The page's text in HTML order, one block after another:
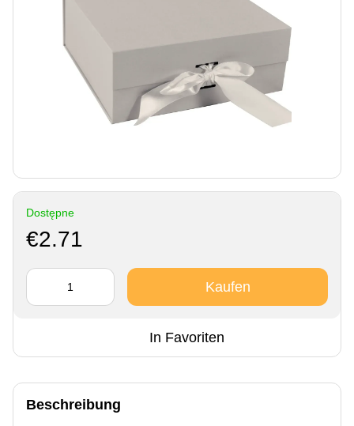
Dostępne
€2.71
Kaufen
In Favoriten
Beschreibung